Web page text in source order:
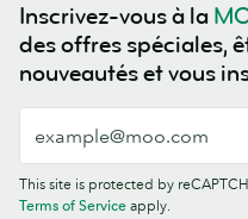
Inscrivez-vous à la
des offres spéciales,
nouveautés et vous
This site is protected by
Terms of Service apply.